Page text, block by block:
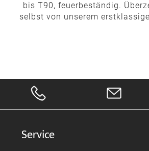
bis T90, feuerbeständig.
selbst von unserem
Service